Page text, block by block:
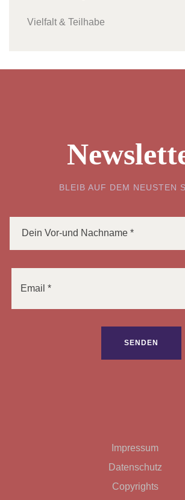
Vielfalt & Teilhabe
BLEIB AUF DEM NEUSTEN
Impressum
Datenschutz
Copyrights